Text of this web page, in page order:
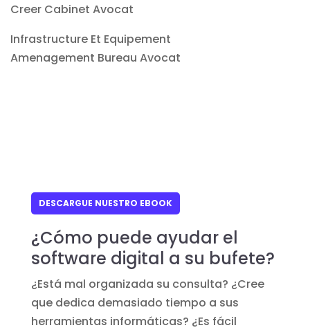
Creer Cabinet Avocat
Infrastructure Et Equipement
Amenagement Bureau Avocat
DESCARGUE NUESTRO EBOOK
¿Cómo puede ayudar el
software digital a su bufete?
¿Está mal organizada su consulta? ¿Cree
que dedica demasiado tiempo a sus
herramientas informáticas? ¿Es fácil